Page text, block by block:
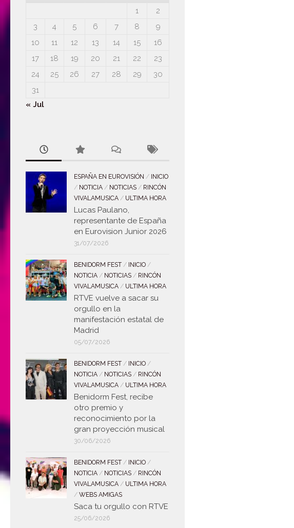
1
2
3
4 5 6 7 8
9
10
11 12 13 14 15
16
17
18 19 20 21 22
23
24
25 26 27 28 29
30
31
« Jul
ESPAÑA EN EUROVISIÓN / INICIO
/ NOTICIA / NOTICIAS / RINCÓN
VIVALAMUSICA / ULTIMA HORA
Lucas Paulano,
representante de España
en Eurovision Junior 2026
31/07/2026
BENIDORM FEST / INICIO /
NOTICIA / NOTICIAS / RINCÓN
VIVALAMUSICA / ULTIMA HORA
RTVE vuelve a sacar su
orgullo en la
manifestación estatal de
Madrid
05/07/2026
BENIDORM FEST / INICIO /
NOTICIA / NOTICIAS / RINCÓN
VIVALAMUSICA / ULTIMA HORA
Benidorm Fest, recibe
otro premio y
reconocimiento por la
gran proyección musical
30/06/2026
BENIDORM FEST / INICIO /
NOTICIA / NOTICIAS / RINCÓN
VIVALAMUSICA / ULTIMA HORA
/ WEBS AMIGAS
Saca tu orgullo con RTVE
25/06/2026